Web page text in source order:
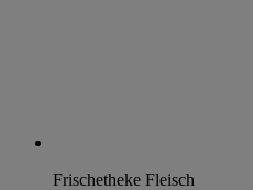
Frischetheke Fleisch